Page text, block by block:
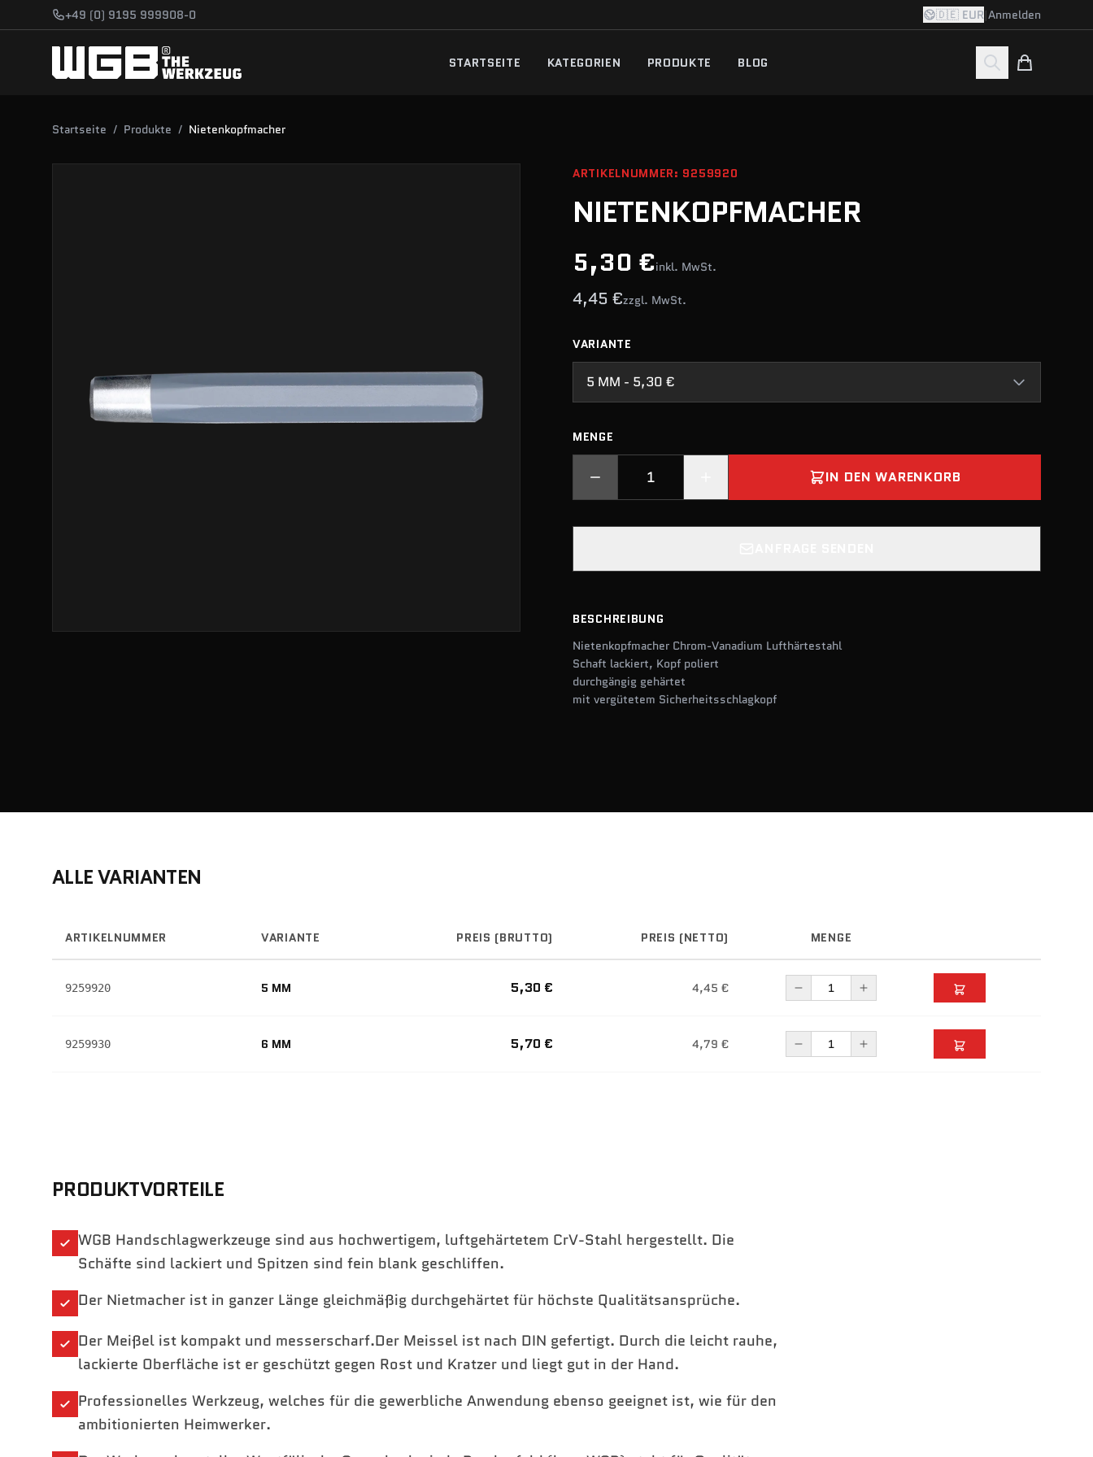
Zum Hauptinhalt springen
+49 (0) 9195 999908-0 🇩🇪 EUR|Anmelden
STARTSEITE KATEGORIEN PRODUKTE BLOG
Startseite / Produkte / Nietenkopfmacher
ARTIKELNUMMER: 9259920
NIETENKOPFMACHER
5,30 €inkl. MwSt.
4,45 €zzgl. MwSt.
VARIANTE
5 MM - 5,30 €
MENGE
IN DEN WARENKORB
BESCHREIBUNG
Nietenkopfmacher Chrom-Vanadium Lufthärtestahl
Schaft lackiert, Kopf poliert
durchgängig gehärtet
mit vergütetem Sicherheitsschlagkopf
ALLE VARIANTEN
ARTIKELNUMMER VARIANTE PREIS (BRUTTO) PREIS (NETTO) MENGE
9259920 5 MM 5,30 € 4,45 €
9259930 6 MM 5,70 € 4,79 €
PRODUKTVORTEILE
WGB Handschlagwerkzeuge sind aus hochwertigem, luftgehärtetem CrV-Stahl hergestellt. Die
Schäfte sind lackiert und Spitzen sind fein blank geschliffen.
Der Nietmacher ist in ganzer Länge gleichmäßig durchgehärtet für höchste Qualitätsansprüche.
Der Meißel ist kompakt und messerscharf.Der Meissel ist nach DIN gefertigt. Durch die leicht rauhe,
lackierte Oberfläche ist er geschützt gegen Rost und Kratzer und liegt gut in der Hand.
Professionelles Werkzeug, welches für die gewerbliche Anwendung ebenso geeignet ist, wie für den
ambitionierten Heimwerker.